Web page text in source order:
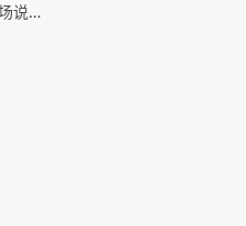
美国闭源AI失控闯祸，中国大模型硬核救场说明了什么？